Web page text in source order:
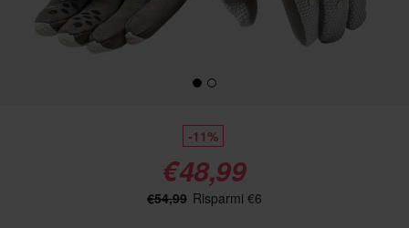
-11%
€48,99
€54,99 Risparmi €6